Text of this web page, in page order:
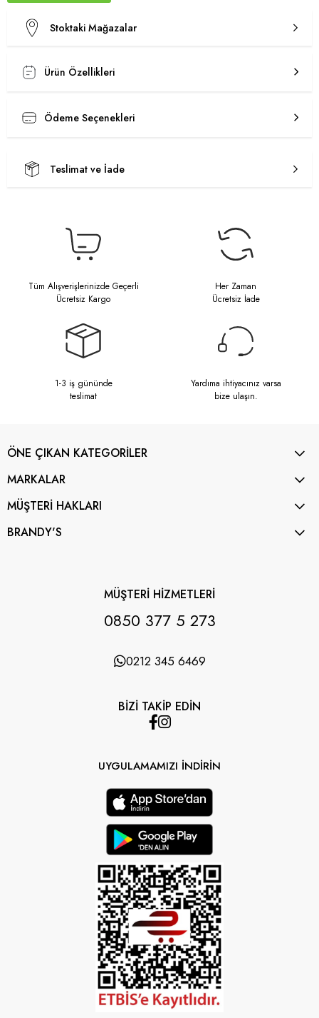
Stoktaki Mağazalar
Ürün Özellikleri
Ödeme Seçenekleri
Teslimat ve İade
Tüm Alışverişlerinizde Geçerli
Ücretsiz Kargo
Her Zaman
Ücretsiz İade
1-3 iş gününde
teslimat
Yardıma ihtiyacınız varsa
bize ulaşın.
ÖNE ÇIKAN KATEGORİLER
MARKALAR
MÜŞTERİ HAKLARI
BRANDY'S
MÜŞTERİ HİZMETLERİ
0850 377 5 273
0212 345 6469
BİZİ TAKİP EDİN
UYGULAMAMIZI İNDİRİN